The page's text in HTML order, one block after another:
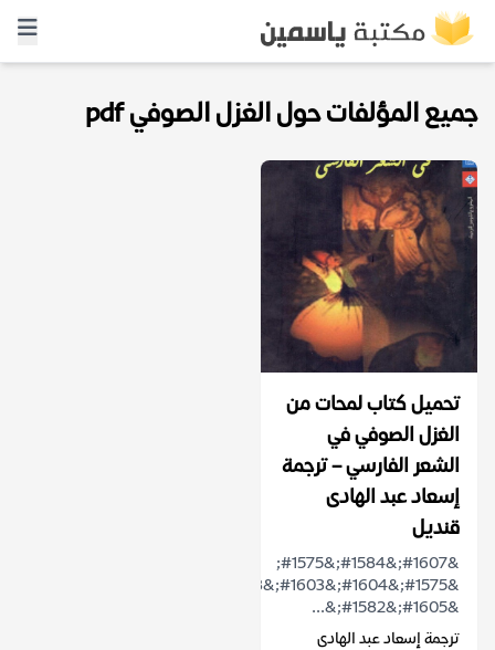
جميع المؤلفات حول الغزل الصوفي pdf
تحميل كتاب لمحات من
الغزل الصوفي في
الشعر الفارسي – ترجمة
إسعاد عبد الهادى
قنديل
&#1607;&#1584;&#1575;
&#1605;&#1582;&...
ترجمة إسعاد عبد الهادى